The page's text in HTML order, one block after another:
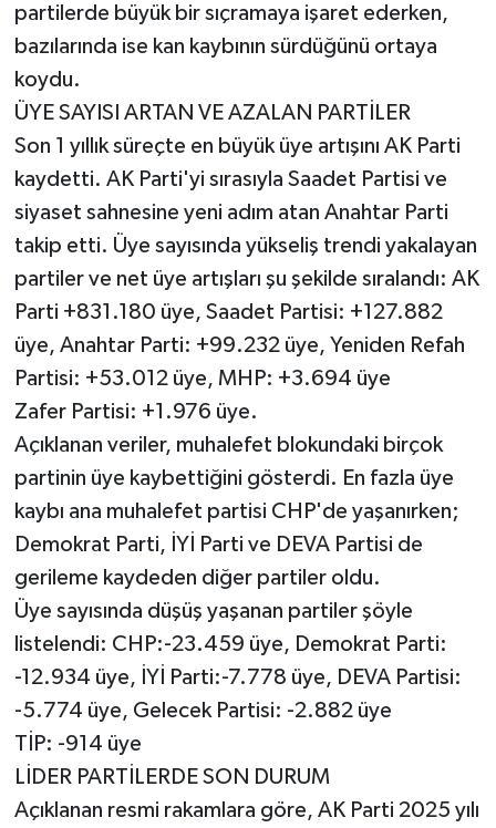
partilerde büyük bir sıçramaya işaret ederken,
bazılarında ise kan kaybının sürdüğünü ortaya
koydu.
ÜYE SAYISI ARTAN VE AZALAN PARTİLER
Son 1 yıllık süreçte en büyük üye artışını AK Parti
kaydetti. AK Parti'yi sırasıyla Saadet Partisi ve
siyaset sahnesine yeni adım atan Anahtar Parti
takip etti. Üye sayısında yükseliş trendi yakalayan
partiler ve net üye artışları şu şekilde sıralandı: AK
Parti +831.180 üye, Saadet Partisi: +127.882
üye, Anahtar Parti: +99.232 üye, Yeniden Refah
Partisi: +53.012 üye, MHP: +3.694 üye
Zafer Partisi: +1.976 üye.
Açıklanan veriler, muhalefet blokundaki birçok
partinin üye kaybettiğini gösterdi. En fazla üye
kaybı ana muhalefet partisi CHP'de yaşanırken;
Demokrat Parti, İYİ Parti ve DEVA Partisi de
gerileme kaydeden diğer partiler oldu.
Üye sayısında düşüş yaşanan partiler şöyle
listelendi: CHP:-23.459 üye, Demokrat Parti:
-12.934 üye, İYİ Parti:-7.778 üye, DEVA Partisi:
-5.774 üye, Gelecek Partisi: -2.882 üye
TİP: -914 üye
LİDER PARTİLERDE SON DURUM
Açıklanan resmi rakamlara göre, AK Parti 2025 yılı